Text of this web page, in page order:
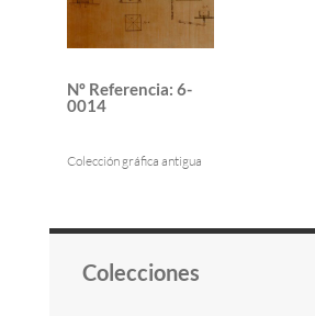
Nº Referencia:6-
0014
Colección gráfica antigua
Colecciones